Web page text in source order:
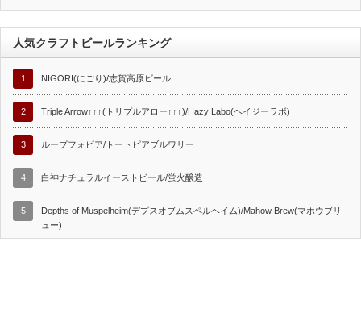
人気クラフトビールランキング
1 NIGORI(にごり)/志賀高原ビール
2 Triple Arrow↑↑↑(トリプルアロー↑↑↑)/Hazy Labo(ヘイジーラボ)
3 ループフォビア/トートピアブルワリー
4 白神ナチュラルイーストビール/蛍火醸造
5
Depths of Muspelheim(デプスオブムスペルヘイム)/Mahow Brew(マホウブリ
ュー)